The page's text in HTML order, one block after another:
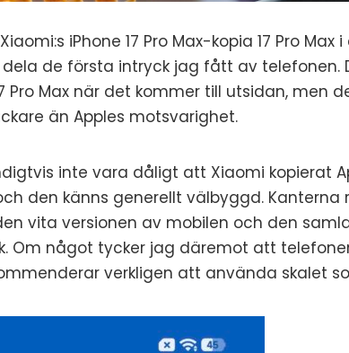
iPhone 17 Pro Max-kopia 17 Pro
de första intryck jag fått av telefonen.
Pro Max när det kommer till utsidan, men
än Apples motsvarighet.
inte vara dåligt att Xiaomi kopierat
den känns generellt välbyggd.
vita versionen av mobilen och den
Om något tycker jag däremot att
verkligen att använda skalet